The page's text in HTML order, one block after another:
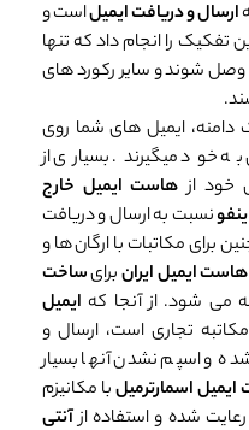
ارسال و دریافت ایمیلاست و
وصل شوند و سایر رکورد های
ایمیل های شما روی
خود میگیرند. بسیاری از
خود از هاست ایمیل خارج
نسبت به ارسال و دریافت
برای مکاتبات با ارگان ها و
هاست ایمیل ایرانبرایساخت
می شود. از آنجا که ایمیل
تجاری است، ارسال و
شده و اسپم نشدن آنها بسیار
اسمارترمیلبا مکانیزم
شده و استفاده ازآنتی